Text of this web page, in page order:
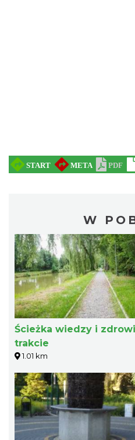
W
Ścieżka wiedzy i
trakcie
1.01 km